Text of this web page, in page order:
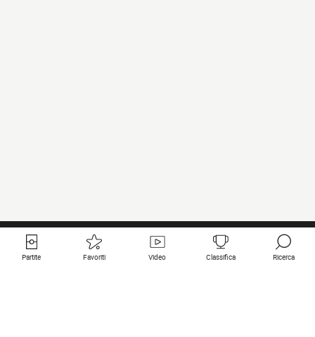
Partite Favoriti Video Classifica Ricerca